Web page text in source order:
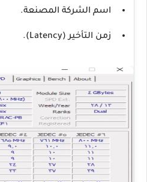
اسم الشركة المصنعة.
زمن التأخير (Latency).